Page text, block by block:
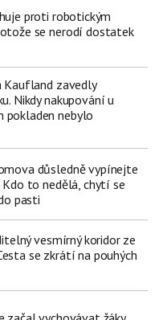
proti robotickým
se nerodí dostatek
Kaufland zavedly
Nikdy nakupování u
pokladen nebylo
důsledně vypínejte
Kdo to nedělá, chytí se
pasti
vesmírný koridor ze
se zkrátí na pouhých